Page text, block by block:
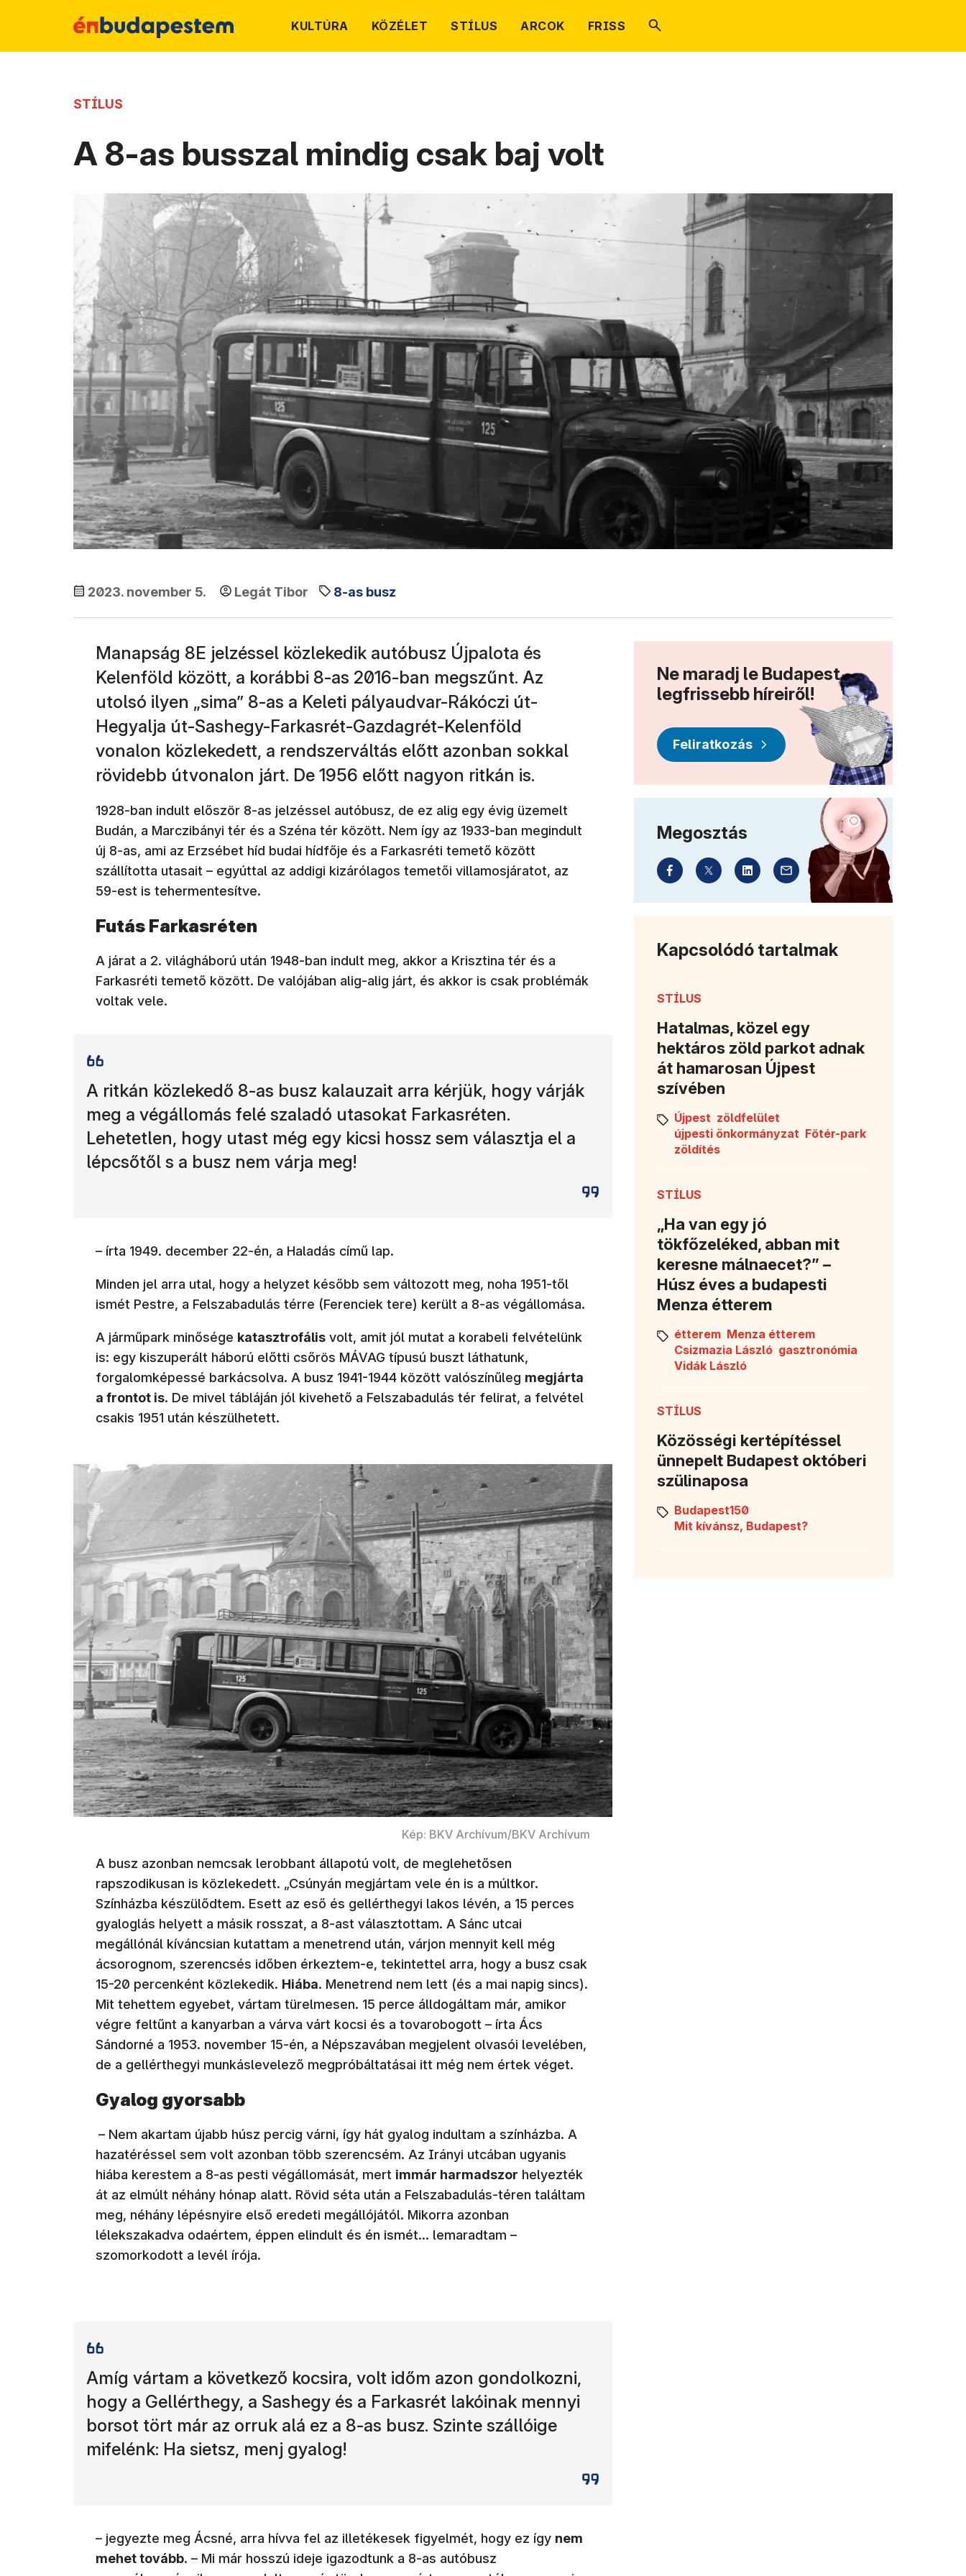
KULTÚRA KÖZÉLET STÍLUS ARCOK FRISS
STÍLUS
A 8-as busszal mindig csak baj volt
2023. november 5. Legát Tibor 8-as busz
Manapság 8E jelzéssel közlekedik autóbusz Újpalota és
Kelenföld között, a korábbi 8-as 2016-ban megszűnt. Az
utolsó ilyen „sima” 8-as a Keleti pályaudvar-Rákóczi út-
Hegyalja út-Sashegy-Farkasrét-Gazdagrét-Kelenföld
vonalon közlekedett, a rendszerváltás előtt azonban sokkal
rövidebb útvonalon járt. De 1956 előtt nagyon ritkán is.
1928-ban indult először 8-as jelzéssel autóbusz, de ez alig egy évig üzemelt
Budán, a Marczibányi tér és a Széna tér között. Nem így az 1933-ban megindult
új 8-as, ami az Erzsébet híd budai hídfője és a Farkasréti temető között
szállította utasait – egyúttal az addigi kizárólagos temetői villamosjáratot, az
59-est is tehermentesítve.
Futás Farkasréten
A járat a 2. világháború után 1948-ban indult meg, akkor a Krisztina tér és a
Farkasréti temető között. De valójában alig-alig járt, és akkor is csak problémák
voltak vele.
A ritkán közlekedő 8-as busz kalauzait arra kérjük, hogy várják
meg a végállomás felé szaladó utasokat Farkasréten.
Lehetetlen, hogy utast még egy kicsi hossz sem választja el a
lépcsőtől s a busz nem várja meg!
– írta 1949. december 22-én, a Haladás című lap.
Minden jel arra utal, hogy a helyzet később sem változott meg, noha 1951-től
ismét Pestre, a Felszabadulás térre (Ferenciek tere) került a 8-as végállomása.
A járműpark minősége katasztrofális volt, amit jól mutat a korabeli felvételünk
is: egy kiszuperált háború előtti csőrös MÁVAG típusú buszt láthatunk,
forgalomképessé barkácsolva. A busz 1941-1944 között valószínűleg megjárta
a frontot is. De mivel tábláján jól kivehető a Felszabadulás tér felirat, a felvétel
csakis 1951 után készülhetett.
Kép: BKV Archívum/BKV Archívum
A busz azonban nemcsak lerobbant állapotú volt, de meglehetősen
rapszodikusan is közlekedett. „Csúnyán megjártam vele én is a múltkor.
Színházba készülődtem. Esett az eső és gellérthegyi lakos lévén, a 15 perces
gyaloglás helyett a másik rosszat, a 8-ast választottam. A Sánc utcai
megállónál kíváncsian kutattam a menetrend után, várjon mennyit kell még
ácsorognom, szerencsés időben érkeztem-e, tekintettel arra, hogy a busz csak
15-20 percenként közlekedik. Hiába. Menetrend nem lett (és a mai napig sincs).
Mit tehettem egyebet, vártam türelmesen. 15 perce álldogáltam már, amikor
végre feltűnt a kanyarban a várva várt kocsi és a tovarobogott – írta Ács
Sándorné a 1953. november 15-én, a Népszavában megjelent olvasói levelében,
de a gellérthegyi munkáslevelező megpróbáltatásai itt még nem értek véget.
Gyalog gyorsabb
– Nem akartam újabb húsz percig várni, így hát gyalog indultam a színházba. A
hazatéréssel sem volt azonban több szerencsém. Az Irányi utcában ugyanis
hiába kerestem a 8-as pesti végállomását, mert immár harmadszor helyezték
át az elmúlt néhány hónap alatt. Rövid séta után a Felszabadulás-téren találtam
meg, néhány lépésnyire első eredeti megállójától. Mikorra azonban
lélekszakadva odaértem, éppen elindult és én ismét... lemaradtam –
szomorkodott a levél írója.
Amíg vártam a következő kocsira, volt időm azon gondolkozni,
hogy a Gellérthegy, a Sashegy és a Farkasrét lakóinak mennyi
borsot tört már az orruk alá ez a 8-as busz. Szinte szállóige
mifelénk: Ha sietsz, menj gyalog!
– jegyezte meg Ácsné, arra hívva fel az illetékesek figyelmét, hogy ez így nem
mehet tovább. – Mi már hosszú ideje igazodtunk a 8-as autóbusz
Ne maradj le Budapest
legfrissebb híreiről!
Feliratkozás
Megosztás
Kapcsolódó tartalmak
STÍLUS
Hatalmas, közel egy
hektáros zöld parkot adnak
át hamarosan Újpest
szívében
Újpest zöldfelület
újpesti önkormányzat Főtér-park
zöldítés
STÍLUS
„Ha van egy jó
tökfőzeléked, abban mit
keresne málnaecet?” –
Húsz éves a budapesti
Menza étterem
étterem Menza étterem
Csizmazia László gasztronómia
Vidák László
STÍLUS
Közösségi kertépítéssel
ünnepelt Budapest októberi
szülinaposa
Budapest150
Mit kívánsz, Budapest?